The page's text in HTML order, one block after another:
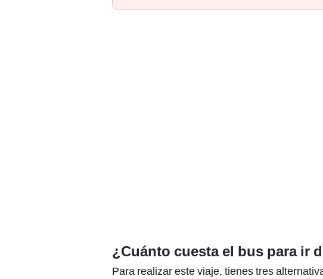
¿Cuánto cuesta el bus para ir
Para realizar este viaje, tienes tres